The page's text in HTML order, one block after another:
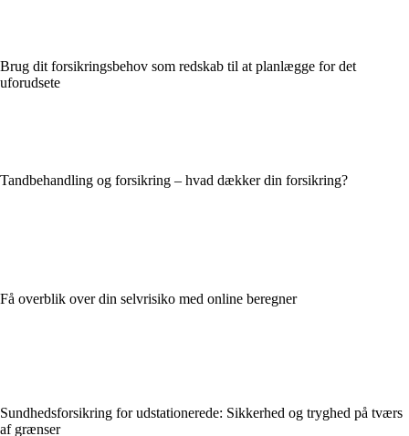
Brug dit forsikringsbehov som redskab til at planlægge for det
uforudsete
Tandbehandling og forsikring – hvad dækker din forsikring?
Få overblik over din selvrisiko med online beregner
Sundhedsforsikring for udstationerede: Sikkerhed og tryghed på tværs
af grænser